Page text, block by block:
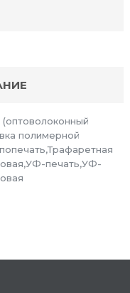
(оптоволоконный
полимерной
печать,УФ-